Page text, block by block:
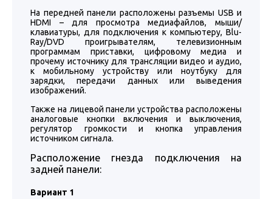
На передней панели расположены разъемы USB и
HDMI – для просмотра медиафайлов, мыши/
клавиатуры, для подключения к компьютеру, Blu-
Ray/DVD проигрывателям, телевизионным
программам приставки, цифровому медиа и
прочему источнику для трансляции видео и аудио,
к мобильному устройству или ноутбуку для
зарядки, передачи данных или выведения
изображений.
Также на лицевой панели устройства расположены
аналоговые кнопки включения и выключения,
регулятор громкости и кнопка управления
источником сигнала.
Расположение гнезда подключения на
задней панели:
Вариант 1